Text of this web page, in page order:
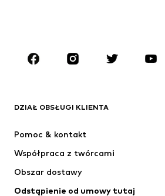
MARKI
Next
ADIDAS PERFORMANCE
DZIAŁ OBSŁUGI KLIENTA
Pomoc & kontakt
Współpraca z twórcami
Obszar dostawy
Odstąpienie od umowy tutaj